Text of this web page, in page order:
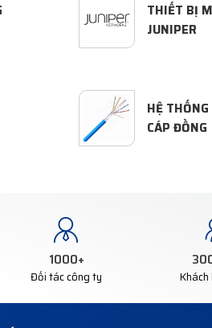
THIẾT BỊ
JUNIPER
HỆ
CÁP ĐỒNG
1000+
Đối tác công ty